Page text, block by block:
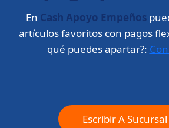
En Cash Apoyo Empeños
artículos favoritos con pagos
qué puedes apartar?:
Escribir A Sucursal